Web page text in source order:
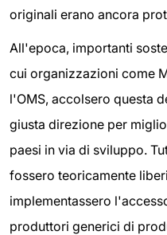
originali erano ancora
All'epoca, importanti
cui organizzazioni come
l'OMS, accolsero questa
giusta direzione per
paesi in via di sviluppo.
fossero teoricamente
implementassero
produttori generici di